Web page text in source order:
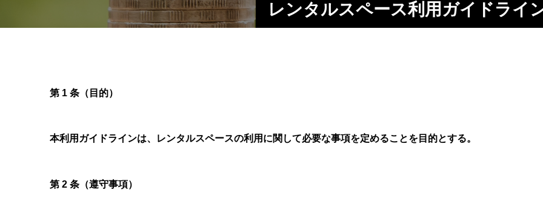
レンタルスペース利用ガイドライ
第 1 条（目的）
本利用ガイドラインは、レンタルスペースの利用に関して必要な事項を定めることを目的とする。
第 2 条（遵守事項）